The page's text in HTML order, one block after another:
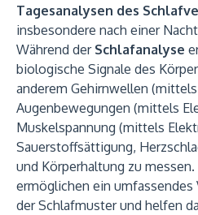
Tagesanalysen des
insbesondere nach einer
Während der Schlafanalyse
biologische Signale des
anderem Gehirnwellen
Augenbewegungen (mittels
Muskelspannung (mittels
Sauerstoffsättigung,
und Körperhaltung zu
ermöglichen ein umfassendes
der Schlafmuster und helfen